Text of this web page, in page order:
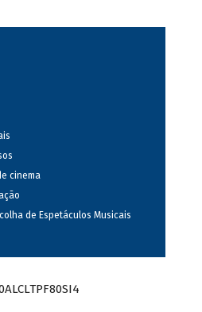
cinema
de Espetáculos Musicais